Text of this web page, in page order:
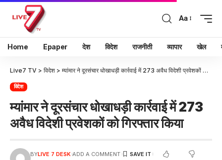
Aa
Home Epaper देश विदेश राजनीती व्यापार खेल
Live7 TV > विदेश > म्यांमार ने दूरसंचार धोखाधड़ी कार्रवाई में 273 अवैध विदेशी प्रवेशकों को गिरफ्तार किया
विदेश
म्यांमार ने दूरसंचार धोखाधड़ी कार्रवाई में 273
अवैध विदेशी प्रवेशकों को गिरफ्तार किया
BYLIVE 7 DESK ADD A COMMENT